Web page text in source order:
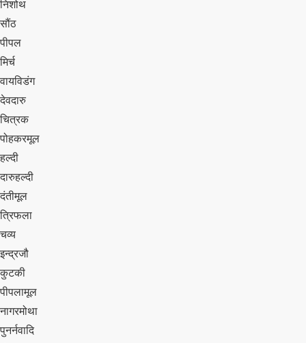
निशोथ
सौंठ
पीपल
मिर्च
वायविडंग
देवदारु
चित्रक
पोहकरमूल
हल्दी
दारुहल्दी
दंतीमूल
त्रिफला
चव्य
इन्द्रजौ
कुटकी
पीपलामूल
नागरमोथा
पुनर्नवादि